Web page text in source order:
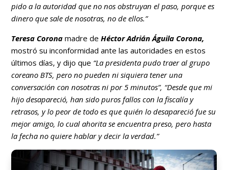
pido a la autoridad que no nos obstruyan el paso, porque es
dinero que sale de nosotras, no de ellos.”
Teresa Coronamadre deHéctor Adrián Águila Corona,
mostró su inconformidad ante las autoridades en estos
últimos días, y dijo que “La presidenta pudo traer al grupo
coreano BTS, pero no pueden ni siquiera tener una
conversación con nosotras ni por 5 minutos”, “Desde que mi
hijo desapareció, han sido puros fallos con la fiscalía y
retrasos, y lo peor de todo es que quién lo desapareció fue su
mejor amigo, lo cual ahorita se encuentra preso, pero hasta
la fecha no quiere hablar y decir la verdad.”